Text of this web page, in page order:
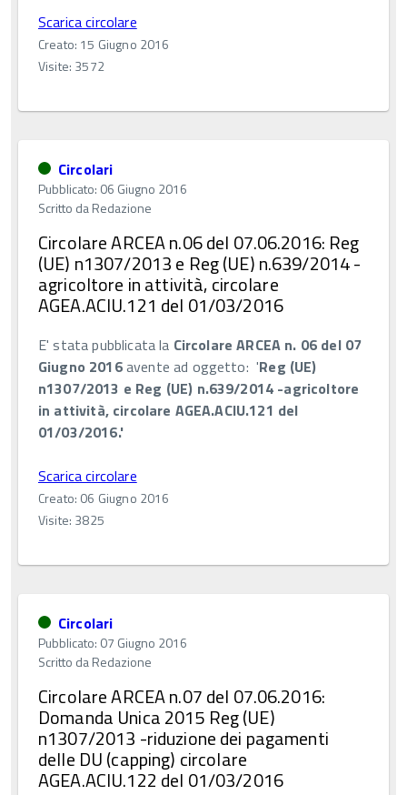
Scarica circolare
Creato: 15 Giugno 2016
Visite: 3572
Circolari
Pubblicato: 06 Giugno 2016
Scritto daRedazione
Circolare ARCEA n.06 del 07.06.2016: Reg
(UE) n1307/2013 e Reg (UE) n.639/2014 -
agricoltore in attività, circolare
AGEA.ACIU.121 del 01/03/2016
E' stata pubblicata la Circolare ARCEA n. 06 del 07
Giugno 2016avente ad oggetto: 'Reg (UE)
n1307/2013 e Reg (UE) n.639/2014 -agricoltore
in attività, circolare AGEA.ACIU.121 del
01/03/2016.'
Scarica circolare
Creato: 06 Giugno 2016
Visite: 3825
Circolari
Pubblicato: 07 Giugno 2016
Scritto daRedazione
Circolare ARCEA n.07 del 07.06.2016:
Domanda Unica 2015 Reg (UE)
n1307/2013 -riduzione dei pagamenti
delle DU (capping) circolare
AGEA.ACIU.122 del 01/03/2016